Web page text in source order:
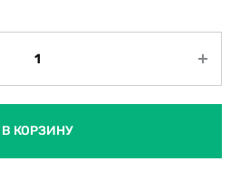
В КОРЗИНУ